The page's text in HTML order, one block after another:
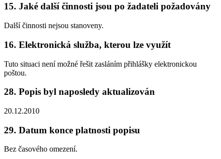
15. Jaké další činnosti jsou po žadateli požadovány
Další činnosti nejsou stanoveny.
16. Elektronická služba, kterou lze využít
Tuto situaci není možné řešit zasláním přihlášky elektronickou
poštou.
28. Popis byl naposledy aktualizován
20.12.2010
29. Datum konce platnosti popisu
Bez časového omezení.